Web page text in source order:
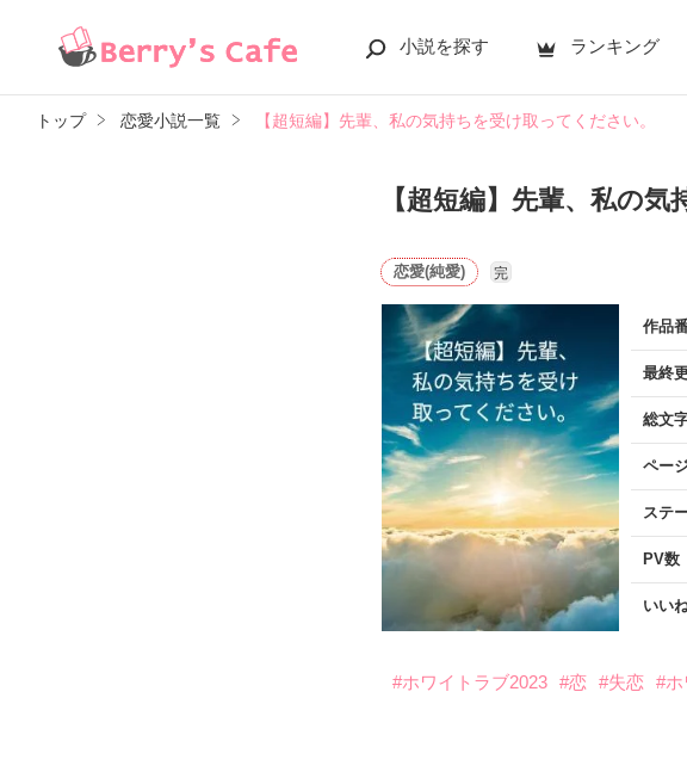
小説を探す ランキング
トップ 恋愛小説一覧 【超短編】先輩、私の気持ちを受け取ってください。
【超短編】先輩、私の
恋愛(純愛) 完
作品
最終
総文
ペー
ステ
PV数
いい
#ホワイトラブ2023 #恋 #失恋 #